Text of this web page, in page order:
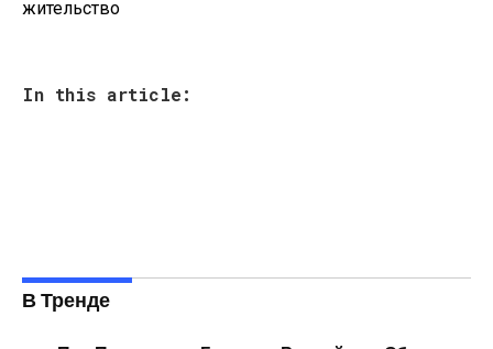
In this article:
В Тренде